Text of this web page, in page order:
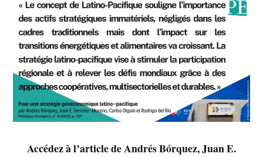
Accédez à l’article de Andrés Bórquez, Juan E.